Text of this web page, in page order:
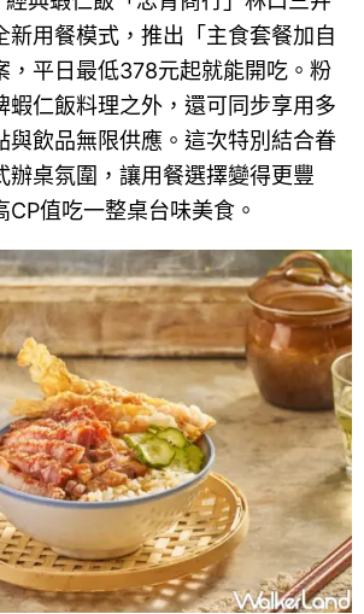
新用餐模式，推出「主食套餐加自
，平日最低378元起就能開吃。粉
蝦仁飯料理之外，還可同步享用多
與飲品無限供應。這次特別結合眷
辦桌氛圍，讓用餐選擇變得更豐
值吃一整桌台味美食。